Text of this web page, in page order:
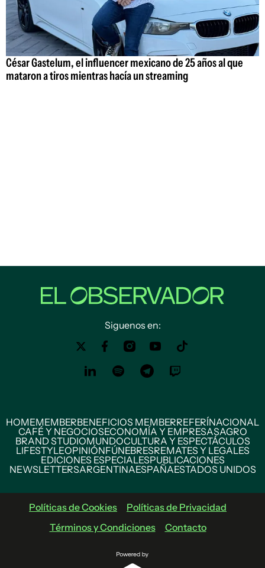
César Gastelum, el influencer mexicano de 25 años al que
mataron a tiros mientras hacía un streaming
Siguenos en:
HOMEMEMBERBENEFICIOS MEMBERREFERÍNACIONAL
CAFÉ Y NEGOCIOSECONOMÍA Y EMPRESASAGRO
BRAND STUDIOMUNDOCULTURA Y ESPECTÁCULOS
LIFESTYLEOPINIÓNFÚNEBRESREMATES Y LEGALES
EDICIONES ESPECIALESPUBLICACIONES
NEWSLETTERSARGENTINAESPAÑAESTADOS UNIDOS
Políticas de Cookies
Políticas de Privacidad
Términos y Condiciones
Contacto